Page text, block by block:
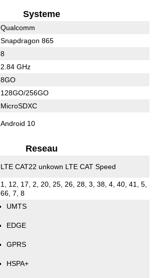
Systeme
Qualcomm
Snapdragon 865
8
2.84 GHz
8GO
128GO/256GO
MicroSDXC
Android 10
Reseau
LTE CAT22 unkown LTE CAT Speed
1, 12, 17, 2, 20, 25, 26, 28, 3, 38, 4, 40, 41, 5,
66, 7, 8
UMTS
EDGE
GPRS
HSPA+